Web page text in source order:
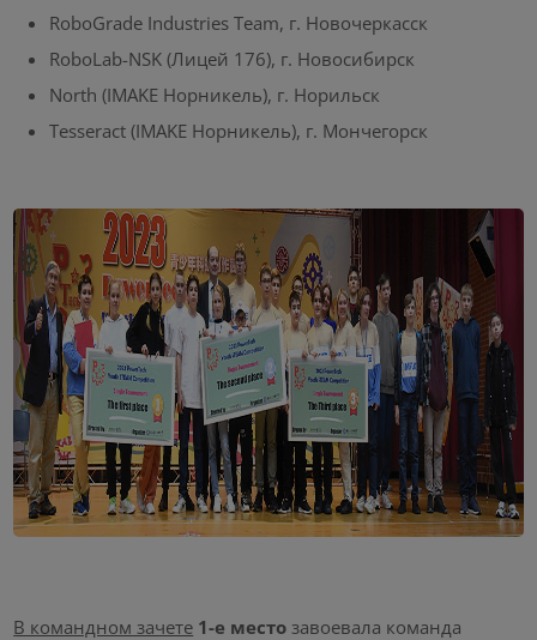
RoboGrade Industries Team, г. Новочеркасск
RoboLab-NSK (Лицей 176), г. Новосибирск
North (IMAKE Норникель), г. Норильск
Tesseract (IMAKE Норникель), г. Мончегорск
В командном зачете 1-е место завоевала команда